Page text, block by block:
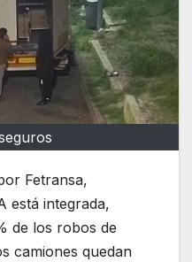
Fetransa,
está integrada,
de los robos de
camiones quedan